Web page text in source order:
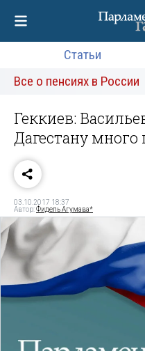
Статьи
Все о пенсиях в России
Геккиев:
Дагестану
03.10.2017 18:37
Автор:Фидель Агумава*